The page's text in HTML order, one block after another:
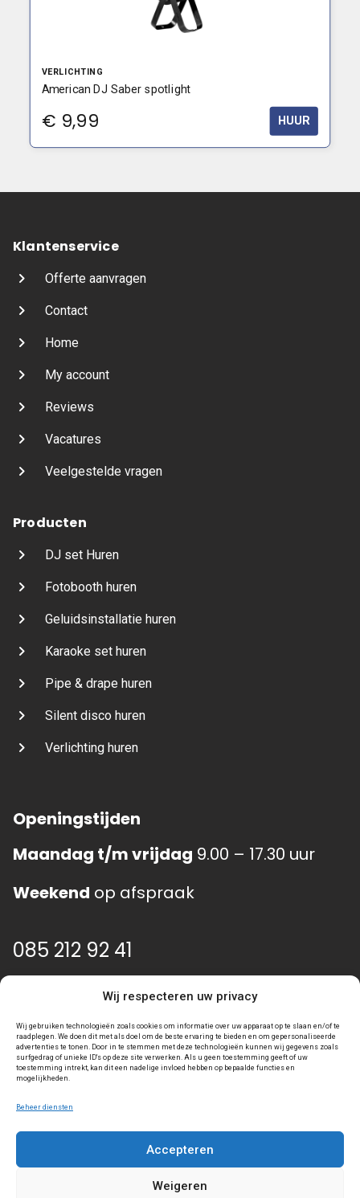
Wij respecteren uw privacy
Wij gebruiken technologieën zoals cookies om informatie over uw apparaat op te slaan en/of te
raadplegen. We doen dit met als doel om de beste ervaring te bieden en om gepersonaliseerde
advertenties te tonen. Door in te stemmen met deze technologieën kunnen wij gegevens zoals
surfgedrag of unieke ID's op deze site verwerken. Als u geen toestemming geeft of uw
toestemming intrekt, kan dit een nadelige invloed hebben op bepaalde functies en
mogelijkheden.
Beheer diensten
Accepteren
Weigeren
VERLICHTING
American DJ Saber spotlight
€ 9,99 HUUR
Klantenservice
Offerte aanvragen
Contact
Home
My account
Reviews
Vacatures
Veelgestelde vragen
Producten
DJ set Huren
Fotobooth huren
Geluidsinstallatie huren
Karaoke set huren
Pipe & drape huren
Silent disco huren
Verlichting huren
Openingstijden
Maandag t/m vrijdag 9.00 – 17.30 uur
Weekend op afspraak
085 212 92 41
info@event-gear.nl
Algemene voorwaarden
Privacy statement
Toegankelijkheidsverklaring